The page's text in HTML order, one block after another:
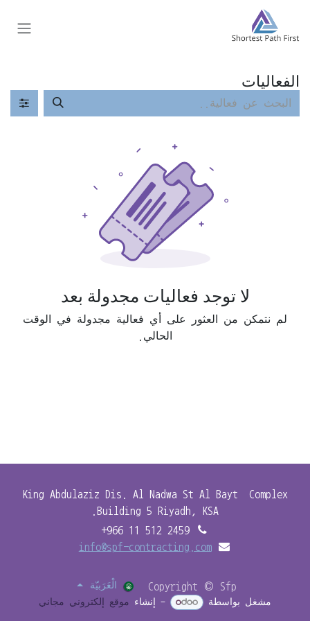
الفعاليات
لا توجد فعاليات مجدولة بعد
لم نتمكن من العثور على أي فعالية مجدولة في الوقت
الحالي.
King Abdulaziz Dis. Al Nadwa St Al Bayt Complex
Building 5 Riyadh, KSA.
+966 11 512 2459
info@spf-contracting.com
Copyright © Sfp
الْعَرَبيّة
مشغل بواسطة
- إنشاء موقع إلكتروني مجاني